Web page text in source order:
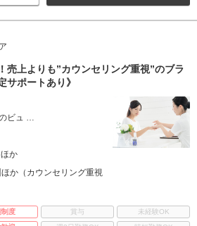
売上よりも”カウンセリング重視”のブラ
サポートあり》
のビュ …
か
か（カウンセリング重視
制度 賞与
未経験OK